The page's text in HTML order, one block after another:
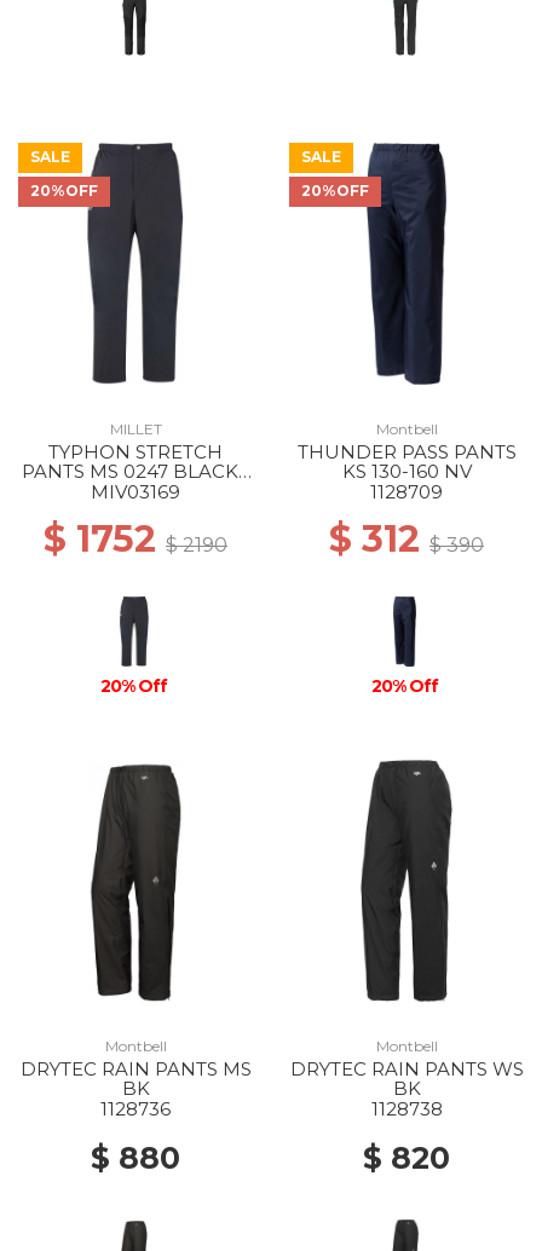
SALE
20%OFF
MILLET
TYPHON STRETCH
PANTS MS 0247 BLACK -
NOIR
MIV03169
$ 1752 $ 2190
20% Off
SALE
20%OFF
Montbell
THUNDER PASS PANTS
KS 130-160 NV
1128709
$ 312 $ 390
20% Off
Montbell
DRYTEC RAIN PANTS MS
BK
1128736
$ 880
Montbell
DRYTEC RAIN PANTS WS
BK
1128738
$ 820